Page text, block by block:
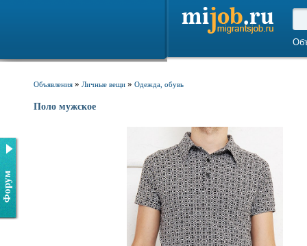
Форум
Объявления » Личные вещи » Одежда, обувь
Поло мужское